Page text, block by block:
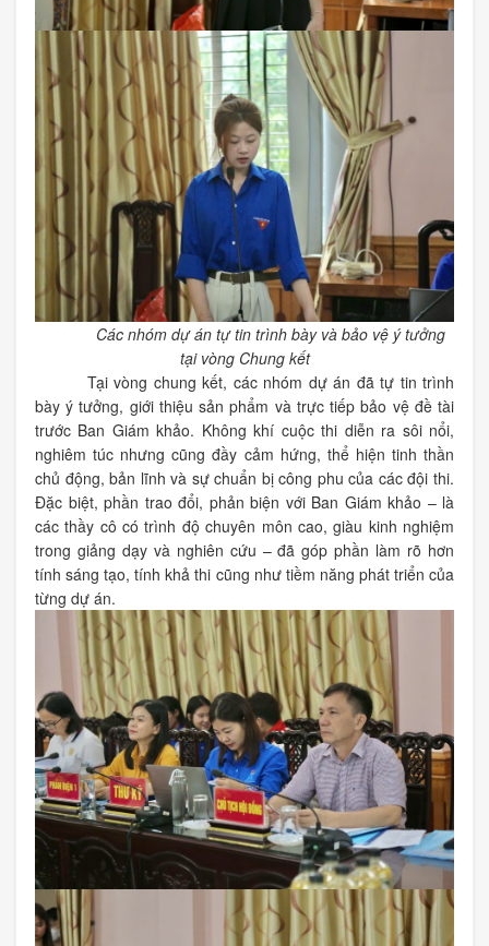
Các nhóm dự án tự tin trình bày và bảo vệ ý tưởng
tại vòng Chung kết
Tại vòng chung kết, các nhóm dự án đã tự tin trình
bày ý tưởng, giới thiệu sản phẩm và trực tiếp bảo vệ đề tài
trước Ban Giám khảo. Không khí cuộc thi diễn ra sôi nổi,
nghiêm túc nhưng cũng đầy cảm hứng, thể hiện tinh thần
chủ động, bản lĩnh và sự chuẩn bị công phu của các đội thi.
Đặc biệt, phần trao đổi, phản biện với Ban Giám khảo – là
các thầy cô có trình độ chuyên môn cao, giàu kinh nghiệm
trong giảng dạy và nghiên cứu – đã góp phần làm rõ hơn
tính sáng tạo, tính khả thi cũng như tiềm năng phát triển của
từng dự án.